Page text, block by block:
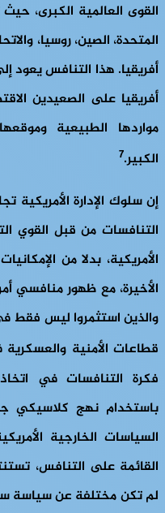
القوى العالمية الكبرى،
المتحدة، الصين، روسيا،
أفريقيا. هذا التنافس يعود
أفريقيا على الصعيدين
مواردها الطبيعية
الكبير.7
إن سلوك الإدارة الأمريكية
التنافسات من قبل القوي
الأمريكية، بدلا من
الأخيرة، مع ظهور منافسي
والذين استثمروا ليس فقط
قطاعات الأمنية والعسكرية
فكرة التنافسات في اتخاذ
باستخدام نهج كلاسيكي
السياسات الخارجية
القائمة على التنافس،
لم تكن مختلفة عن سياسة